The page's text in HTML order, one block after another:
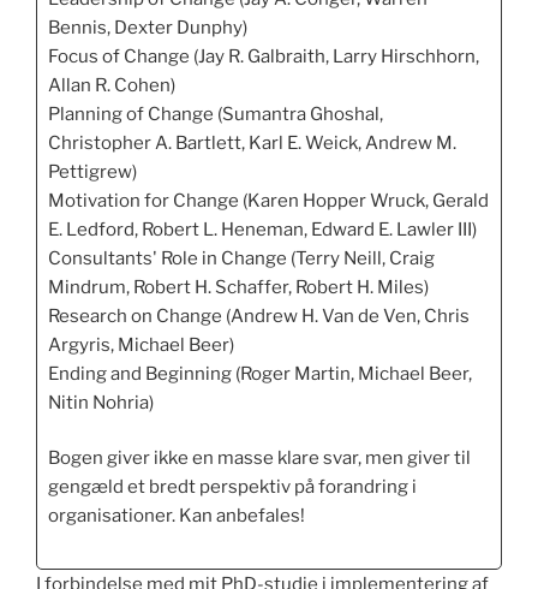
Bennis, Dexter Dunphy)
Focus of Change (Jay R. Galbraith, Larry Hirschhorn,
Allan R. Cohen)
Planning of Change (Sumantra Ghoshal,
Christopher A. Bartlett, Karl E. Weick, Andrew M.
Pettigrew)
Motivation for Change (Karen Hopper Wruck, Gerald
E. Ledford, Robert L. Heneman, Edward E. Lawler III)
Consultants' Role in Change (Terry Neill, Craig
Mindrum, Robert H. Schaffer, Robert H. Miles)
Research on Change (Andrew H. Van de Ven, Chris
Argyris, Michael Beer)
Ending and Beginning (Roger Martin, Michael Beer,
Nitin Nohria)
Bogen giver ikke en masse klare svar, men giver til
gengæld et bredt perspektiv på forandring i
organisationer. Kan anbefales!
I forbindelse med mit PhD-studie i implementering af